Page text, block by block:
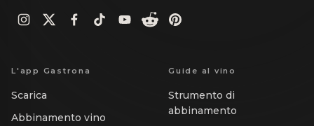
L'app Gastrona
Scarica
Abbinamento vino
Guide al vino
Strumento di
abbinamento